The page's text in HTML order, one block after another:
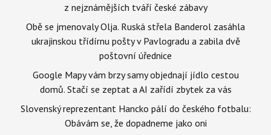
z nejznámějších tváří české zábavy
Obě se jmenovaly Olja. Ruská střela Banderol zasáhla
ukrajinskou třídírnu pošty v Pavlogradu a zabila dvě
poštovní úřednice
Google Mapy vám brzy samy objednají jídlo cestou
domů. Stačí se zeptat a AI zařídí zbytek za vás
Slovenský reprezentant Hancko pálí do českého fotbalu:
Obávám se, že dopadneme jako oni